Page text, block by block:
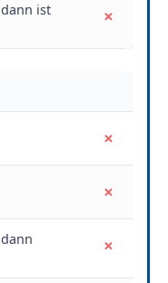
ist
×
×
×
×